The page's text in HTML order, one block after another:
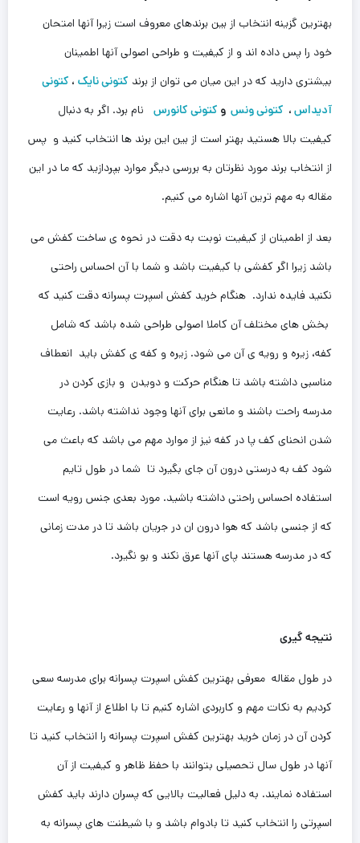
بهترین گزینه انتخاب از بین برندهای معروف است زیرا آنها امتحان
خود را پس داده اند و از کیفیت و طراحی اصولی آنها اطمینان
بیشتری دارید که در این ‌میان می توان از برند کتونی نایک ، کتونی
آدیداس ، کتونی ونس و کتونی کانورس نام برد. اگر به دنبال
کیفیت بالا هستید بهتر است از بین این برند ها انتخاب کنید و پس
از انتخاب برند مورد نظرتان به بررسی دیگر موارد بپردازید که ما در این
مقاله به مهم ترین آنها اشاره می کنیم.
بعد از اطمینان از کیفیت نوبت به دقت در نحوه ی ساخت کفش می
باشد زیرا اگر کفشی با کیفیت باشد و شما با آن احساس راحتی
نکنید فایده ندارد. هنگام خرید کفش اسپرت پسرانه دقت کنید که
بخش های مختلف آن کاملا اصولی طراحی شده باشد که شامل
کفه، زیره و رویه ی آن می شود. زیره و کفه ی کفش باید انعطاف
مناسبی داشته باشد تا هنگام حرکت و دویدن و بازی کردن در
مدرسه راحت باشند و مانعی برای آنها وجود نداشته باشد. رعایت
شدن انحنای کف پا در کفه نیز از موارد مهم می باشد که باعث می
شود کف به درستی درون آن جای بگیرد تا شما در طول تایم
استفاده احساس راحتی داشته باشید. مورد بعدی جنس رویه است
که از جنسی باشد که هوا درون ان در جریان باشد تا در مدت زمانی
که در مدرسه هستند پای آنها عرق نکند و بو ‌نگیرد.
نتیجه گیری
در طول مقاله معرفی بهترین کفش اسپرت پسرانه برای مدرسه سعی
کردیم به نکات مهم و کاربردی اشاره کنیم تا با اطلاع از آنها و رعایت
کردن آن در زمان‌ خرید بهترین کفش اسپرت پسرانه را انتخاب کنید تا
آنها در طول سال تحصیلی بتوانند با حفظ ظاهر و کیفیت از آن
استفاده نمایند. به دلیل فعالیت بالایی که پسران دارند باید کفش
اسپرتی را انتخاب کنید تا بادوام‌ باشد و با شیطنت های پسرانه به